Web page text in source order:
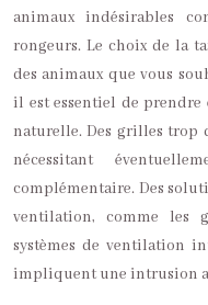
animaux indésirables
rongeurs. Le choix de la
des animaux que vous
il est essentiel de
naturelle. Des grilles trop
nécessitant
complémentaire. Des
ventilation, comme les
systèmes de ventilation
impliquent une intrusion